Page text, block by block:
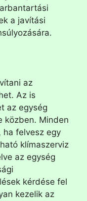
a javítási
az
Az is
az egység
közben. Minden
ha felvesz egy
klímaszerviz
az egység
kérdése fel
kezelik az